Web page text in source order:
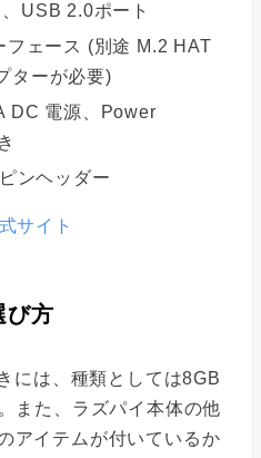
USB 2.0ポート
ェース (別途 M.2 HAT
ターが必要)
DC 電源、Power
ンヘッダー
サイト
方
には、種類としては8GB
また、ラズパイ本体の他
アイテムが付いているか